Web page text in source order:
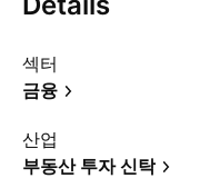
섹터
금융
산업
부동산 투자 신탁